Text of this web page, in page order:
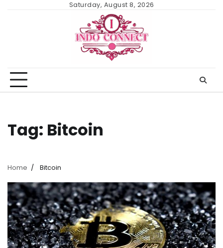
Saturday, August 8, 2026
Tag: Bitcoin
Home Bitcoin